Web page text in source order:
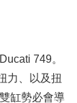
749。
力、以及扭
缸勢必會導